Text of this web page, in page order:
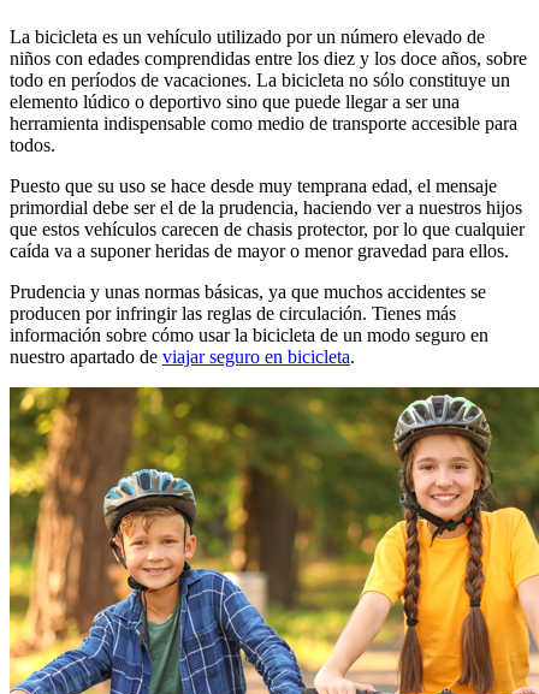
La bicicleta es un vehículo utilizado por un número elevado de
niños con edades comprendidas entre los diez y los doce años, sobre
todo en períodos de vacaciones. La bicicleta no sólo constituye un
elemento lúdico o deportivo sino que puede llegar a ser una
herramienta indispensable como medio de transporte accesible para
todos.
Puesto que su uso se hace desde muy temprana edad, el mensaje
primordial debe ser el de la prudencia, haciendo ver a nuestros hijos
que estos vehículos carecen de chasis protector, por lo que cualquier
caída va a suponer heridas de mayor o menor gravedad para ellos.
Prudencia y unas normas básicas, ya que muchos accidentes se
producen por infringir las reglas de circulación. Tienes más
información sobre cómo usar la bicicleta de un modo seguro en
nuestro apartado de viajar seguro en bicicleta.